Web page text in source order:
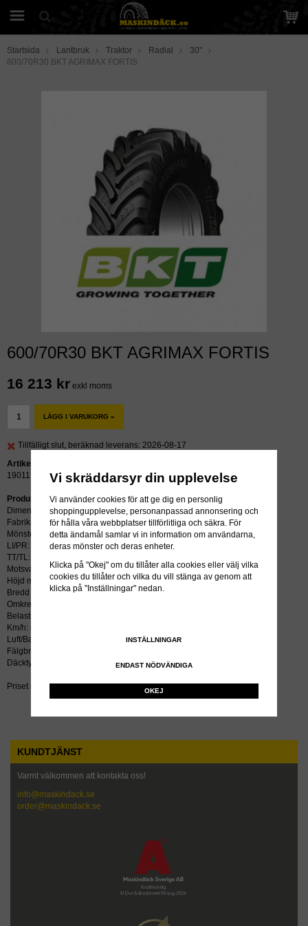
Startsida Lantbruk Traktor Radial
30"
600/70R30 BKT AGRIMAX FORTIS
600/70R30 BKT AGRIMAX FORTIS
16 213 kr exkl moms
LÄGG I VARUKORG »
Tillfälligt slut, beräknad leverans: 2026-08-17
Artikelnummer:
19011
Produktbeskrivning:
Dimension: 600/70R30
Fabrikat: BKT
Mönster: AGRIMAX FORTIS
LI/PR: 161A8/158D
TT/TL: TL (slang krävs ej)
Motsvarar: 16.9R34
Höjd mm: 1602
Bredd mm: 611
Omkrets mm: 4774
Belastning kg: 4250
Km/h: 65
Luft/Bar: 2.4
Fälgbredd tum: 20
Däcktyp: radial
Priset inkluderar återvinningsavgift!
KUNDTJÄNST
Varmt välkommen att kontakta oss!
info@maskindack.se
order@maskindack.se
Vi skräddarsyr din upplevelse
Vi använder cookies för att ge dig en personlig
shoppingupplevelse, personanpassad annonsering och
för hålla våra webbplatser tillförlitliga och säkra. För
detta ändamål samlar vi in information om användarna,
deras mönster och deras enheter.
Klicka på "Okej" om du tillåter alla cookies eller välj vilka
cookies du tillåter och vilka du vill stänga av genom att
klicka på "Inställningar" nedan.
INSTÄLLNINGAR
ENDAST NÖDVÄNDIGA
OKEJ